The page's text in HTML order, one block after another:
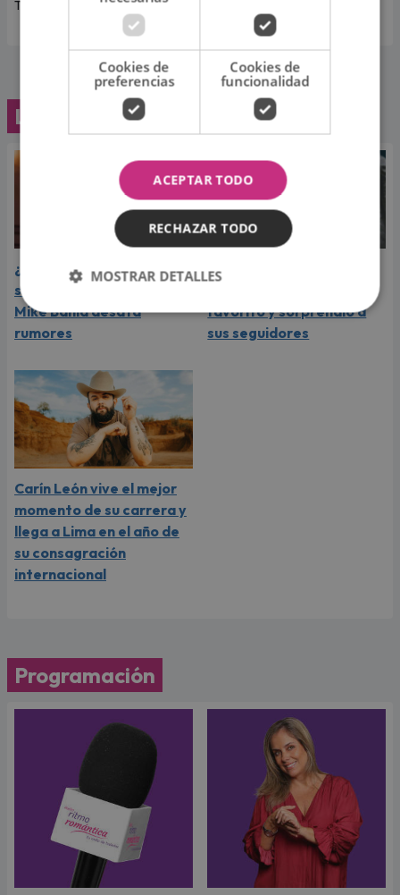
Teleticket.
Lo último
¿Greeicy espera a su
segundo hijo? Video de
Mike Bahía desata
rumores
Laura Pausini reveló cuál
favorito y sorprendió a
sus seguidores
Carín León vive el mejor
momento de su carrera y
llega a Lima en el año de
su consagración
internacional
Programación
Cookies de
preferencias
Cookies de
funcionalidad
ACEPTAR TODO
RECHAZAR TODO
MOSTRAR DETALLES